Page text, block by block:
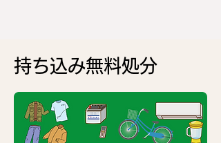
持ち込み無料処分